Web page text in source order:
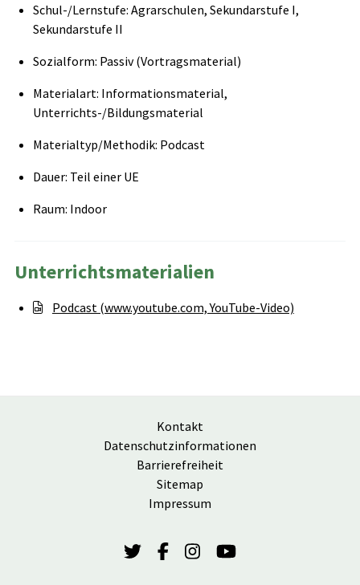
Schul-/Lernstufe: Agrarschulen, Sekundarstufe I,
Sekundarstufe II
Sozialform: Passiv (Vortragsmaterial)
Materialart: Informationsmaterial,
Unterrichts-/Bildungsmaterial
Materialtyp/Methodik: Podcast
Dauer: Teil einer UE
Raum: Indoor
Unterrichtsmaterialien
Podcast (www.youtube.com, YouTube-Video)
Kontakt
Datenschutzinformationen
Barrierefreiheit
Sitemap
Impressum